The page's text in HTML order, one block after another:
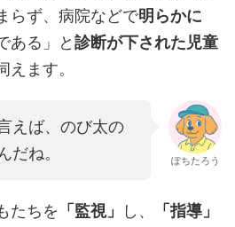
らず、病院などで明らかに
ある」と診断が下された児童
ます。
えば、のび太の
だね。
ぽちたろう
たちを 「監視」 し、
「指導」